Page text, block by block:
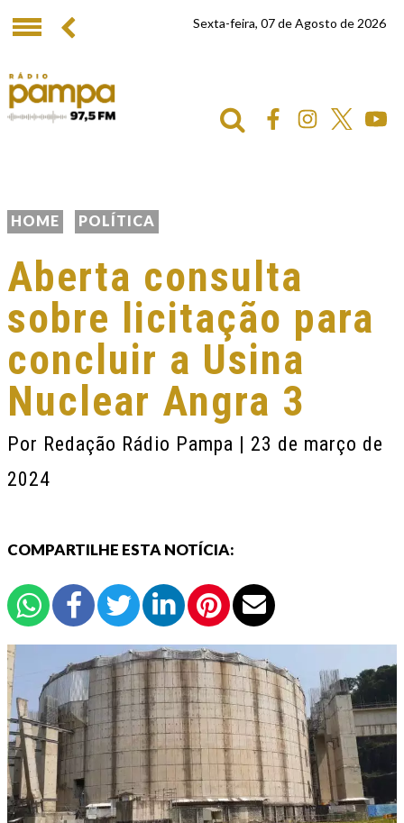
Sexta-feira, 07 de Agosto de 2026
HOME POLÍTICA
Aberta consulta
sobre licitação para
concluir a Usina
Nuclear Angra 3
Por Redação Rádio Pampa | 23 de março de
2024
COMPARTILHE ESTA NOTÍCIA: